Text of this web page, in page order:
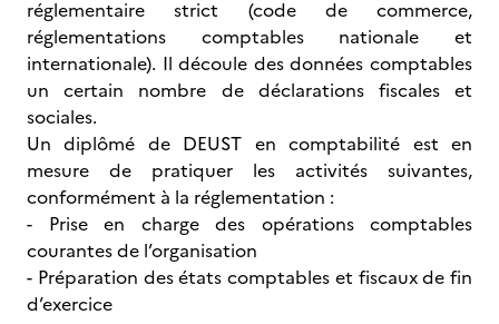
réglementaire strict (code de commerce,
réglementations comptables nationale et
internationale). Il découle des données comptables
un certain nombre de déclarations fiscales et
sociales.
Un diplômé de DEUST en comptabilité est en
mesure de pratiquer les activités suivantes,
conformément à la réglementation :
- Prise en charge des opérations comptables
courantes de l’organisation
- Préparation des états comptables et fiscaux de fin
d’exercice